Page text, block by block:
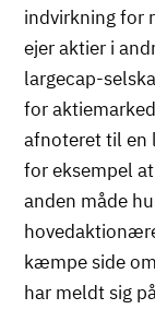
indvirkning for
ejer aktier i
largecap-
for
afnoteret til en
for eksempel
anden måde
kæmpe side
har meldt sig